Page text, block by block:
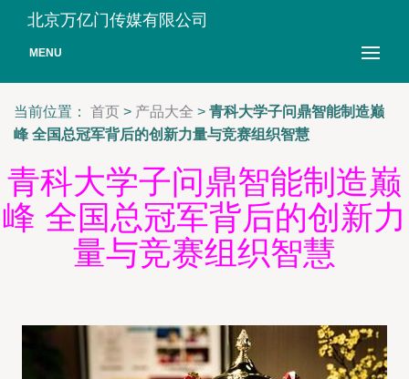
北京万亿门传媒有限公司
MENU
当前位置： 首页 > 产品大全 > 青科大学子问鼎智能制造巅
峰 全国总冠军背后的创新力量与竞赛组织智慧
青科大学子问鼎智能制造巅
峰 全国总冠军背后的创新力
量与竞赛组织智慧